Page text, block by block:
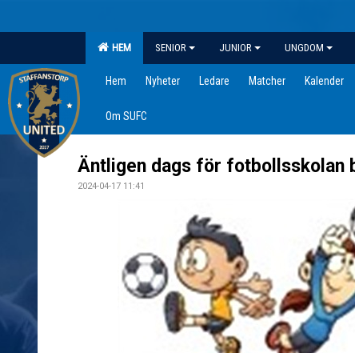
HEM SENIOR JUNIOR UNGDOM
Hem Nyheter Ledare Matcher Kalender
Om SUFC
Äntligen dags för fotbollsskolan
2024-04-17 11:41